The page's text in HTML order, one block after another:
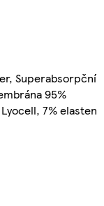
Superabsorpční
95%
7% elasten